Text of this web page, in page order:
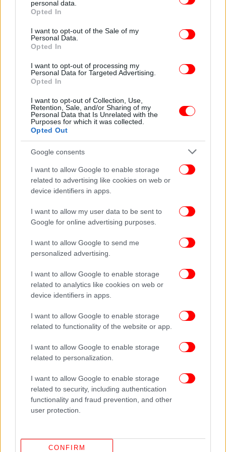
grant or deny consent to Google and its third-party tags to
use your data for below specified purposes in below Google
consent section.
personal data.
Opted In
I want to opt-out of the Sale of my
Personal Data.
Opted In
I want to opt-out of processing my
Personal Data for Targeted Advertising.
Opted In
I want to opt-out of Collection, Use,
Retention, Sale, and/or Sharing of my
Personal Data that Is Unrelated with the
Purposes for which it was collected.
Opted Out
Google consents
I want to allow Google to enable storage
related to advertising like cookies on web or
device identifiers in apps.
I want to allow my user data to be sent to
Google for online advertising purposes.
I want to allow Google to send me
personalized advertising.
I want to allow Google to enable storage
related to analytics like cookies on web or
device identifiers in apps.
I want to allow Google to enable storage
related to functionality of the website or app.
I want to allow Google to enable storage
related to personalization.
I want to allow Google to enable storage
related to security, including authentication
functionality and fraud prevention, and other
user protection.
CONFIRM
τις online αγορές στην Amazon, οι τιμές τελειώνουν σχεδόν πάντα σε
«,99», «,95» ή κάποιο άλλο φαινομενικά τυχαίο νούμερο / UNSPLASH
Το πιο εντυπωσιακό είναι ότι το φαινόμενο
λειτουργεί ακόμη και όταν γνωρίζουμε ότι
πέφτουμε θύμα του. Οι ειδικοί λένε ότι όταν
ένα σούπερ μάρκετ ή σε ένα ηλεκτρονικό
κατάστημα - ο εγκέφαλος απλώς δεν προλαβαίνει
να κάνει πιο λογική αξιολόγηση.
Γι’ αυτό και εταιρείες όπως η Walmart έχουν χτίσει
ολόκληρη τη στρατηγική τους πάνω στις «μη
αποφεύγουν συχνά τα «,99» επειδή θεωρούν ότι
παραπέμπουν σε οικονομικές προσφορές και όχι σε